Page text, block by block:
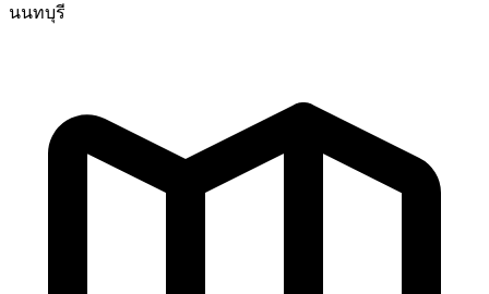
นนทบุรี